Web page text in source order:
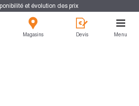
et évolution des prix
Magasins Devis Menu